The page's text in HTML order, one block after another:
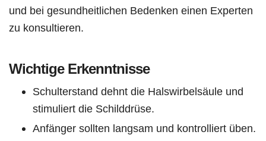
und bei gesundheitlichen Bedenken einen Experten
zu konsultieren.
Wichtige Erkenntnisse
Schulterstand dehnt die Halswirbelsäule und
stimuliert die Schilddrüse.
Anfänger sollten langsam und kontrolliert üben.